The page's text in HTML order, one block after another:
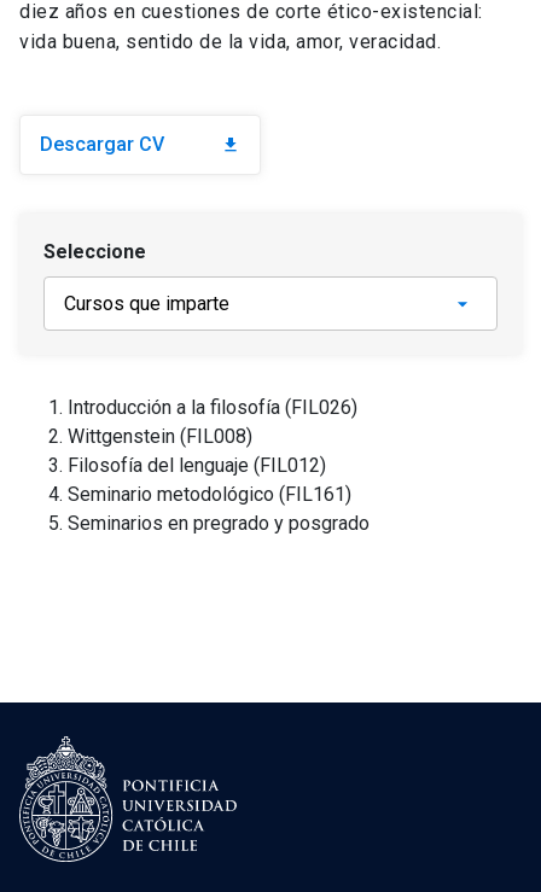
diez años en cuestiones de corte ético-existencial:
vida buena, sentido de la vida, amor, veracidad.
Descargar CV download
Seleccione
Introducción a la filosofía (FIL026)
Wittgenstein (FIL008)
Filosofía del lenguaje (FIL012)
Seminario metodológico (FIL161)
Seminarios en pregrado y posgrado